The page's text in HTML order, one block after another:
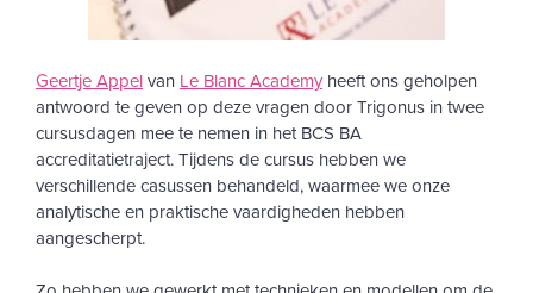
Geertje Appel van Le Blanc Academyheeft ons geholpen
antwoord te geven op deze vragen door Trigonus in twee
cursusdagen mee te nemen in het BCS BA
accreditatietraject. Tijdens de cursus hebben we
verschillende casussen behandeld, waarmee we onze
analytische en praktische vaardigheden hebben
aangescherpt.